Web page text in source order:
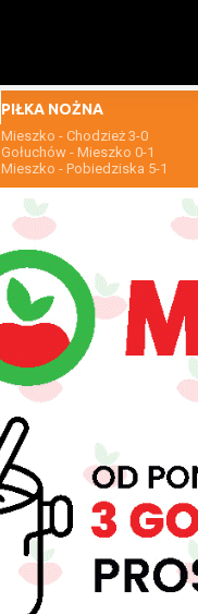
PIŁKA NOŻNA
Mieszko - Chodzież 3-0
Gołuchów - Mieszko 0-1
Mieszko - Pobiedziska 5-1